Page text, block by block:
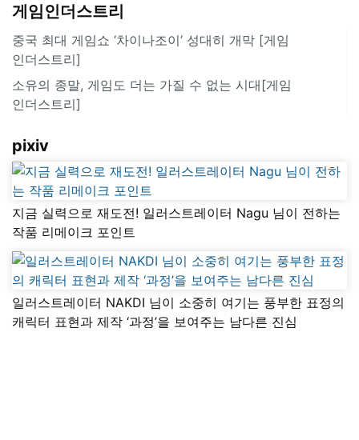
게임인더스트리
중국 최대 게임쇼 ‘차이나조이’ 성대히 개막 [게임
인더스트리]
소유의 종말, 게임도 더는 가질 수 없는 시대[게임
인더스트리]
pixiv
지금 실력으로 재도전! 일러스트레이터 Nagu 님이 전하는
작품 리메이크 포인트
일러스트레이터 NAKDI 님이 소중히 여기는 풍부한 표정의
캐릭터 표현과 제작 ‘과정’을 보여주는 남다른 진심